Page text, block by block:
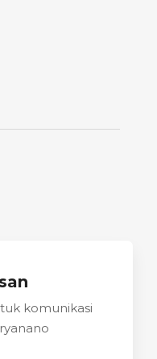
komunikasi